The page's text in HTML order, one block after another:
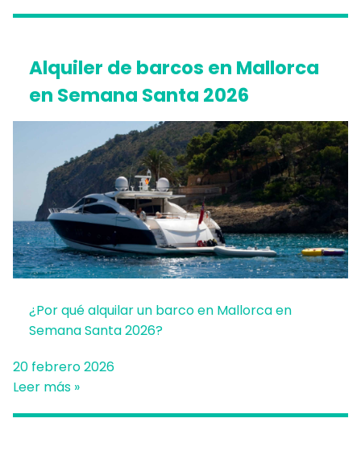
Alquiler de barcos en Mallorca
en Semana Santa 2026
¿Por qué alquilar un barco en Mallorca en
Semana Santa 2026?
20 febrero 2026
Leer más »